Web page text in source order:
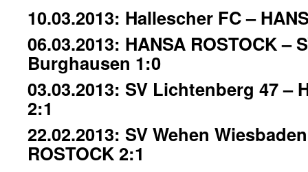
10.03.2013: Hallescher FC –
06.03.2013: HANSA ROSTOCK –
Burghausen 1:0
03.03.2013: SV Lichtenberg 47 –
2:1
22.02.2013: SV Wehen
ROSTOCK 2:1